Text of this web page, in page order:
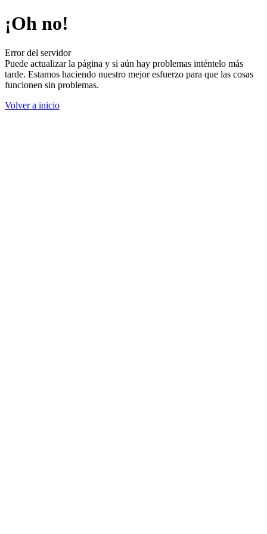
¡Oh no!
Error del servidor
Puede actualizar la página y si aún hay problemas inténtelo más
tarde. Estamos haciendo nuestro mejor esfuerzo para que las cosas
funcionen sin problemas.
Volver a inicio